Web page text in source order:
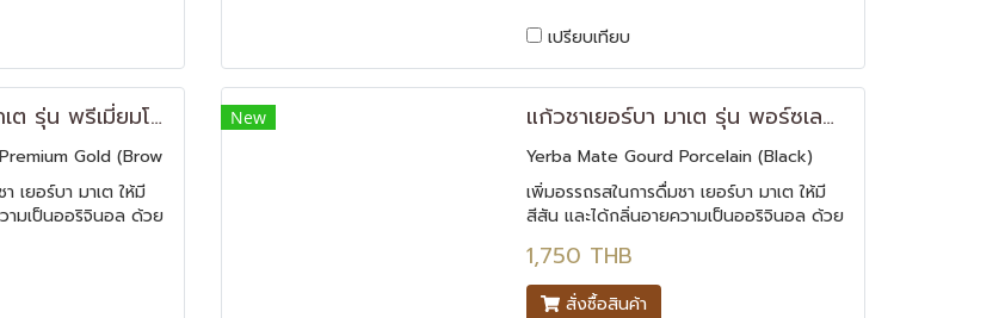
เปรียบเทียบ
แก้วชาเยอร์บา มาเต รุ่น พรีเมี่ยมโกลด์ สีน้ำตาล Yerba Mate Gourd - Premium Gold
Gold (Brow
เยอร์บา มาเต ให้มี
ามเป็นออริจินอล ด้วย
New แก้วชาเยอร์บา มาเต รุ่น พอร์ซเลน สีดำ Yerba Mate Gourd - Porcelain
Yerba Mate Gourd Porcelain (Black)
เพิ่มอรรถรสในการดื่มชา เยอร์บา มาเต ให้มี
สีสัน และได้กลิ่นอายความเป็นออริจินอล ด้วย
1,750 THB
สั่งซื้อสินค้า